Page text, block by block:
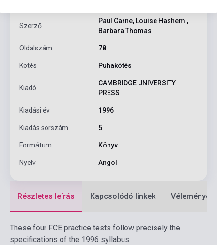
Szerző
Paul Carne, Louise Hashemi,
Barbara Thomas
Oldalszám 78
Kötés Puhakötés
Kiadó
CAMBRIDGE UNIVERSITY
PRESS
Kiadási év 1996
Kiadás sorszám 5
Formátum Könyv
Nyelv Angol
Részletes leírás Kapcsolódó linkek Vélemények
These four FCE practice tests follow precisely the
specifications of the 1996 syllabus.